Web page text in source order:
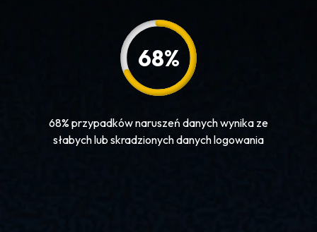
68%
68% przypadków naruszeń danych wynika ze
słabych lub skradzionych danych logowania